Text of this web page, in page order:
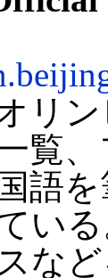
リン
覧
語
い
な